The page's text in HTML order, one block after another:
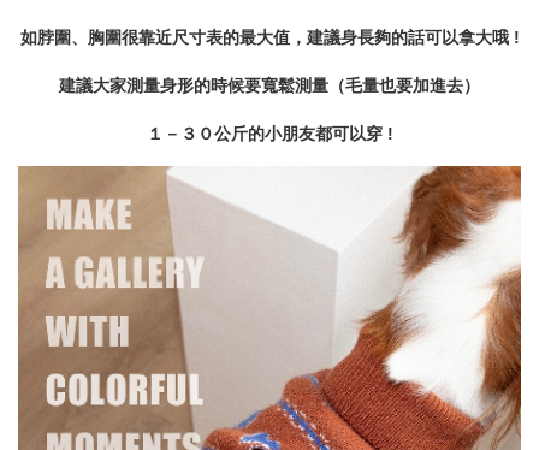
如脖圍、胸圍很靠近尺寸表的最大值，建議身長夠的話可以拿大哦 !
建議大家測量身形的時候要寬鬆測量（毛量也要加進去）
１－３０公斤的小朋友都可以穿 !